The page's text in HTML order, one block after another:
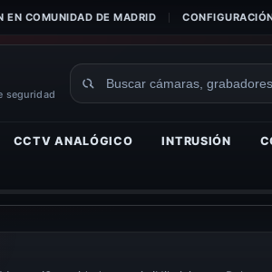
EN COMUNIDAD DE MADRID
seguridad
Buscar
CCTV ANALÓGICO INTRUSIÓN